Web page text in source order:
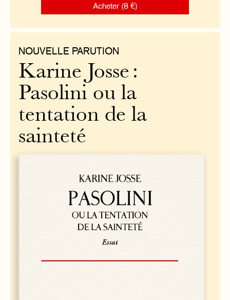
Acheter (8 €)
NOUVELLE PARUTION
Karine Josse :
Pasolini ou la
tentation de la
sainteté